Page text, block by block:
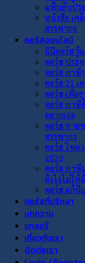
แฟ้บลับปร
หนังสือ เค
สรรพากร
คอร์สออนไลน์
มินิคอร์ส รู้
คอร์ส ประ
คอร์ส ภาษี
คอร์ส 21
คอร์ส เพื่อ
คอร์ส ภาษี
อยากเจอ
คอร์ส ขาย
สรรพากร
คอร์ส ไขค
2020
คอร์ส ภาษี
ยังไงไม่ใ
คอร์ส แก้ปั
คอร์สที่ปรึกษา
บทความ
แกลอรี่
เกี่ยวกับเรา
ติดต่อเรา